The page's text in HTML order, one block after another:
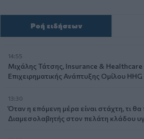
Ροή ειδήσεων
14:55
Μιχάλης Τάτσης, Insurance & Healthcare
Επιχειρηματικής Ανάπτυξης Ομίλου HHG
13:30
Όταν η επόμενη μέρα είναι στάχτη, τι
Διαμεσολαβητής στον πελάτη κλάδου